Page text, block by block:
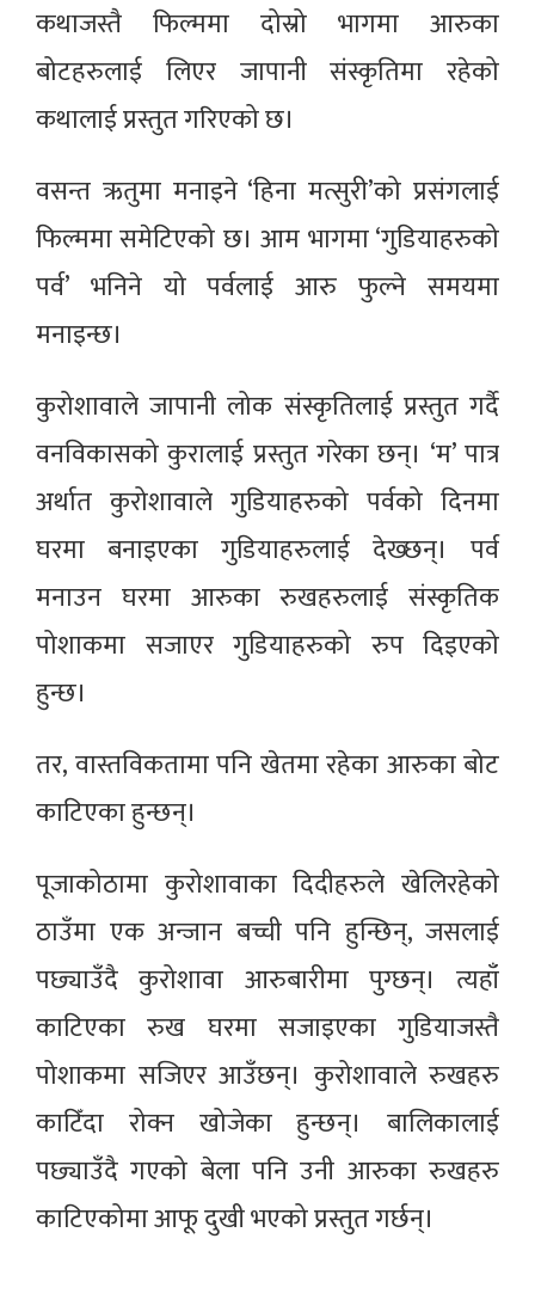
कथाजस्तै फिल्ममा दोस्रो भागमा आरुका
बोटहरुलाई लिएर जापानी संस्कृतिमा रहेको
कथालाई प्रस्तुत गरिएको छ।
वसन्त ऋतुमा मनाइने ‘हिना मत्सुरी’को प्रसंगलाई
फिल्ममा समेटिएको छ। आम भागमा ‘गुडियाहरुको
पर्व’ भनिने यो पर्वलाई आरु फुल्ने समयमा
मनाइन्छ।
कुरोशावाले जापानी लोक संस्कृतिलाई प्रस्तुत गर्दै
वनविकासको कुरालाई प्रस्तुत गरेका छन्। ‘म’ पात्र
अर्थात कुरोशावाले गुडियाहरुको पर्वको दिनमा
घरमा बनाइएका गुडियाहरुलाई देख्छन्। पर्व
मनाउन घरमा आरुका रुखहरुलाई संस्कृतिक
पोशाकमा सजाएर गुडियाहरुको रुप दिइएको
हुन्छ।
तर, वास्तविकतामा पनि खेतमा रहेका आरुका बोट
काटिएका हुन्छन्।
पूजाकोठामा कुरोशावाका दिदीहरुले खेलिरहेको
ठाउँमा एक अन्जान बच्ची पनि हुन्छिन्, जसलाई
पछ्याउँदै कुरोशावा आरुबारीमा पुग्छन्। त्यहाँ
काटिएका रुख घरमा सजाइएका गुडियाजस्तै
पोशाकमा सजिएर आउँछन्। कुरोशावाले रुखहरु
काटिँदा रोक्न खोजेका हुन्छन्। बालिकालाई
पछ्याउँदै गएको बेला पनि उनी आरुका रुखहरु
काटिएकोमा आफू दुखी भएको प्रस्तुत गर्छन्।